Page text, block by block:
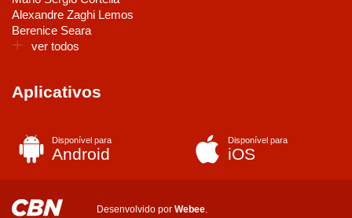
Alexandre Zaghi Lemos
Berenice Seara
ver todos
Aplicativos
Disponível para
Android
Disponível para
iOS
Desenvolvido por Webee